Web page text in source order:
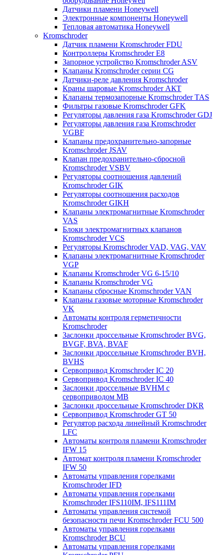
Датчики пламени Honeywell
Электронные компоненты Honeywell
Тепловая автоматика Honeywell
Kromschroder
Датчик пламени Kromschroder FDU
Контроллеры Kromschroder E8
Запорное устройство Kromschroder ASV
Клапаны Kromschroder серии CG
Датчики-реле давления Kromschroder
Краны шаровые Kromschroder АКТ
Клапаны термозапорные Kromschroder TAS
Фильтры газовые Kromschroder GFK
Регуляторы давления газа Kromschroder GDJ
Регуляторы давления газа Kromschroder
VGBF
Клапаны предохранительно-запорные
Kromschroder JSAV
Клапан предохранительно-сбросной
Kromschroder VSBV
Регуляторы соотношения давлений
Kromschroder GIK
Регуляторы соотношения расходов
Kromschroder GIKH
Клапаны электромагнитные Kromschroder
VAS
Блоки электромагнитных клапанов
Kromschroder VCS
Регуляторы Kromschroder VAD, VAG, VAV
Клапаны электромагнитные Kromschroder
VGP
Клапаны Kromschroder VG 6-15/10
Клапаны Kromschroder VG
Клапаны сбросные Kromschroder VAN
Клапаны газовые моторные Kromschroder
VK
Автоматы контроля герметичности
Kromschroder
Заслонки дроссельные Kromschroder BVG,
BVGF, BVA, BVAF
Заслонки дроссельные Kromschroder BVH,
BVHS
Сервопривод Kromschroder IC 20
Сервопривод Kromschroder IC 40
Заслонки дроссельные BVHM с
сервоприводом МВ
Заслонки дроссельные Kromschroder DKR
Cервопривод Kromschroder GT 50
Регулятор расхода линейный Kromschroder
LFC
Автоматы контроля пламени Kromschroder
IFW 15
Автомат контроля пламени Kromschroder
IFW 50
Автоматы управления горелками
Kromschroder IFD
Автоматы управления горелками
Kromschroder IFS110IM, IFS111IM
Автоматы управления системой
безопасности печи Kromschroder FCU 500
Автоматы управления горелками
Kromschroder BCU
Автоматы управления горелками